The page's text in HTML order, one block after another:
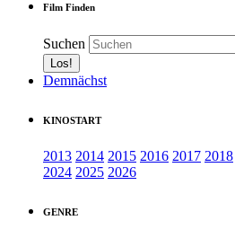
Film Finden
Suchen
Demnächst
KINOSTART
2013 2014 2015 2016 2017 2018
2024 2025 2026
GENRE